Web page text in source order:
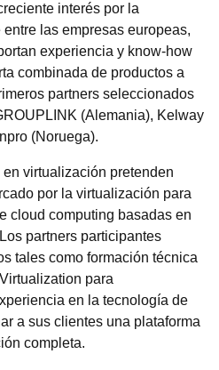
interés por la
las empresas europeas,
experiencia y know-how
combinada de productos a
partners seleccionados
(Alemania), Kelway
(Noruega).
virtualización pretenden
por la virtualización para
cloud computing basadas en
partners participantes
tales como formación técnica
para
en la tecnología de
a sus clientes una plataforma
completa.